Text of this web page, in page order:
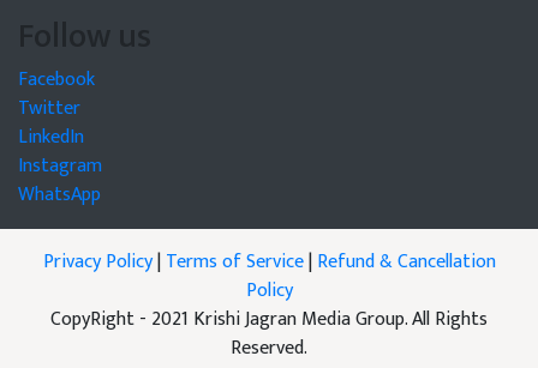
Follow us
Facebook
Twitter
LinkedIn
Instagram
WhatsApp
Privacy Policy|Terms of Service|Refund & Cancellation
Policy
CopyRight - 2021 Krishi Jagran Media Group. All Rights
Reserved.